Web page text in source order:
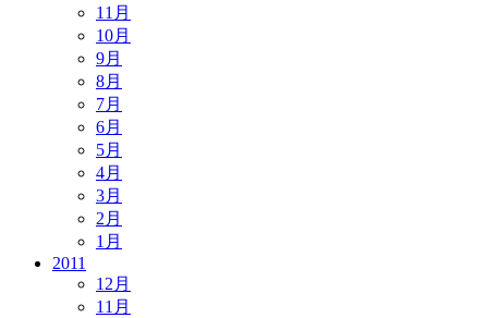
11月
10月
9月
8月
7月
6月
5月
4月
3月
2月
1月
2011
12月
11月